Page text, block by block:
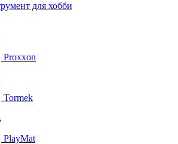
для хобби
Proxxon
Tormek
PlayMat